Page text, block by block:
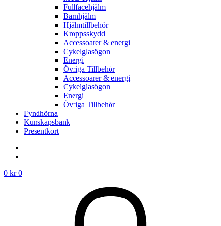
Fullfacehjälm
Barnhjälm
Hjälmtillbehör
Kroppsskydd
Accessoarer & energi
Cykelglasögon
Energi
Övriga Tillbehör
Accessoarer & energi
Cykelglasögon
Energi
Övriga Tillbehör
Fyndhörna
Kunskapsbank
Presentkort
0 kr 0